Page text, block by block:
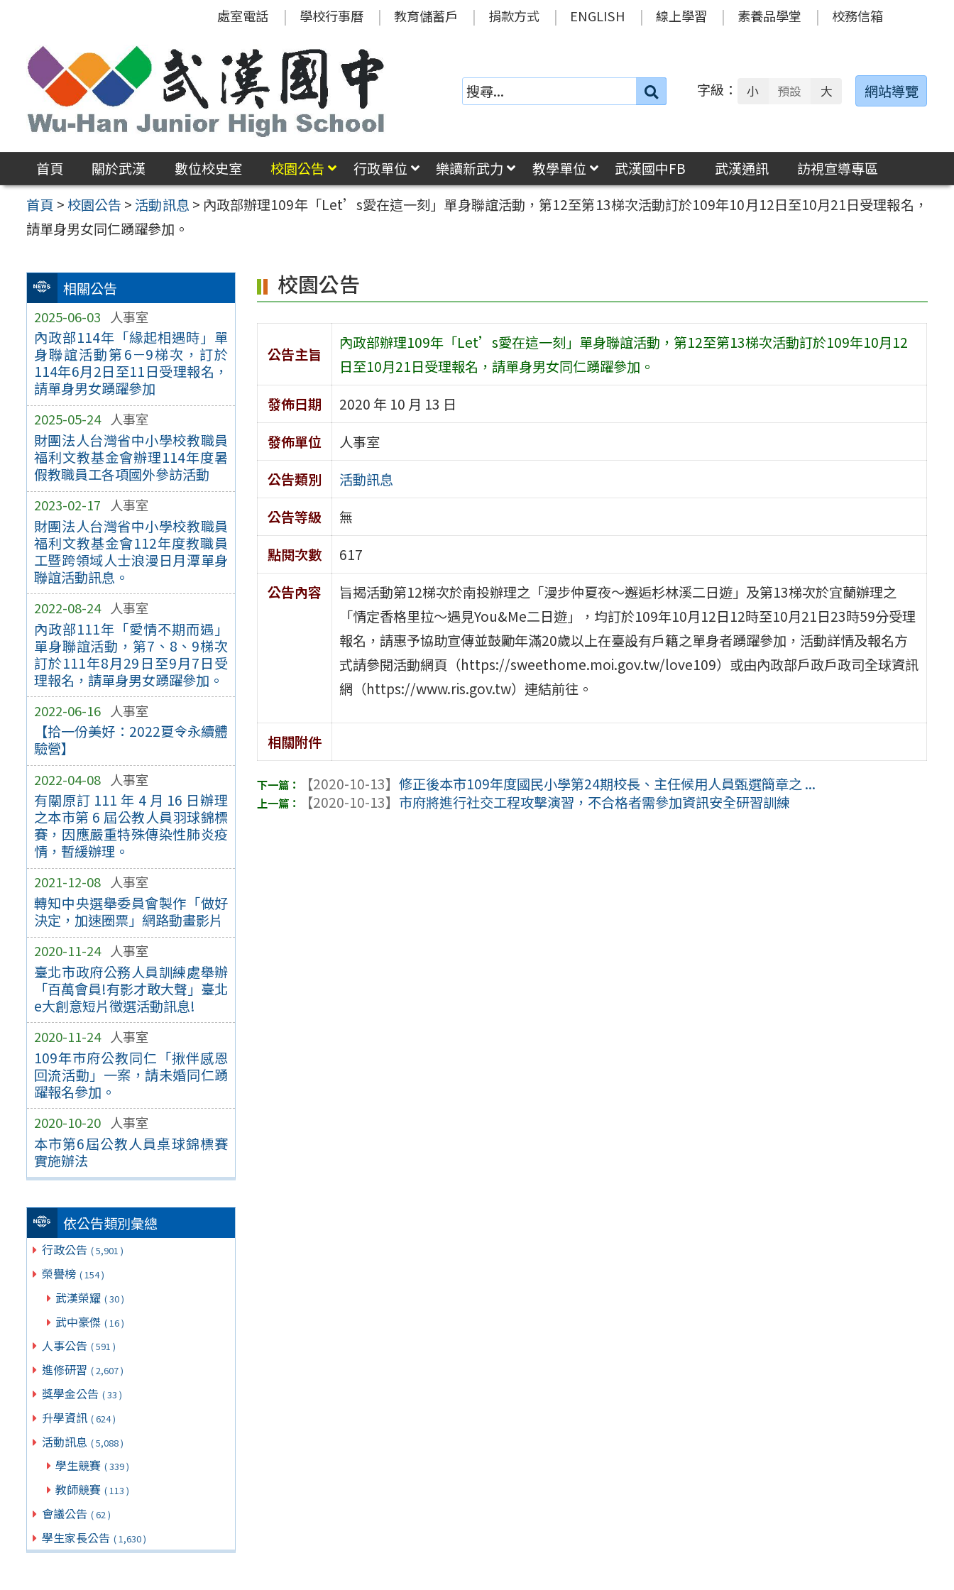
區
處室電話 學校行事曆 教育儲蓄戶 捐款方式 ENGLISH 線上學習 素養品學堂 校務信箱
搜
字級： 小 預設 大 網站導覽
首頁 關於武漢 數位校史室 校園公告 行政單位 樂讀新武力 教學單位 武漢國中FB 武漢通訊
訪視宣導專區
首頁 >校園公告 > 活動訊息 > 內政部辦理109年「Let’s愛在這一刻」單身聯誼活動，第12至第13梯次活動訂於109年10月12日至10月21日受理報名，
請單身男女同仁踴躍參加。
相關公告
2025-06-03 人事室
內政部114年「緣起相遇時」單
身聯誼活動第6－9梯次，訂於
114年6月2日至11日受理報名，
請單身男女踴躍參加
2025-05-24 人事室
財團法人台灣省中小學校教職員
福利文教基金會辦理114年度暑
假教職員工各項國外參訪活動
2023-02-17 人事室
財團法人台灣省中小學校教職員
福利文教基金會112年度教職員
工暨跨領域人士浪漫日月潭單身
聯誼活動訊息。
2022-08-24 人事室
內政部111年「愛情不期而遇」
單身聯誼活動，第7、8、9梯次
訂於111年8月29日至9月7日受
理報名，請單身男女踴躍參加。
2022-06-16 人事室
【拾一份美好：2022夏令永續體
驗營】
2022-04-08 人事室
有關原訂 111 年 4 月 16 日辦理
之本市第 6 屆公教人員羽球錦標
賽，因應嚴重特殊傳染性肺炎疫
情，暫緩辦理。
2021-12-08 人事室
轉知中央選舉委員會製作「做好
決定，加速圈票」網路動畫影片
2020-11-24 人事室
臺北市政府公務人員訓練處舉辦
「百萬會員!有影才敢大聲」臺北
e大創意短片徵選活動訊息!
2020-11-24 人事室
109年巿府公教同仁「揪伴感恩
回流活動」一案，請未婚同仁踴
躍報名參加。
2020-10-20 人事室
本市第6屆公教人員桌球錦標賽
實施辦法
依公告類別彙總
行政公告 ( 5,901 )
榮譽榜 ( 154 )
武漢榮耀 ( 30 )
武中豪傑 ( 16 )
人事公告 ( 591 )
進修研習 ( 2,607 )
獎學金公告 ( 33 )
升學資訊 ( 624 )
活動訊息 ( 5,088 )
學生競賽 ( 339 )
教師競賽 ( 113 )
會議公告 ( 62 )
學生家長公告 ( 1,630 )
校園公告
公告主旨
內政部辦理109年「Let’s愛在這一刻」單身聯誼活動，第12至第13梯次活動訂於109年10月12
日至10月21日受理報名，請單身男女同仁踴躍參加。
發佈日期
2020 年 10 月 13 日
發佈單位
人事室
公告類別
活動訊息
公告等級
無
點閱次數
617
公告內容
旨揭活動第12梯次於南投辦理之「漫步仲夏夜～邂逅杉林溪二日遊」及第13梯次於宜蘭辦理之
「情定香格里拉～遇見You&Me二日遊」，均訂於109年10月12日12時至10月21日23時59分受理
報名，請惠予協助宣傳並鼓勵年滿20歲以上在臺設有戶籍之單身者踴躍參加，活動詳情及報名方
式請參閱活動網頁（https://sweethome.moi.gov.tw/love109）或由內政部戶政戶政司全球資訊
網（https://www.ris.gov.tw）連結前往。
相關附件
【2020-10-13】修正後本市109年度國民小學第24期校長、主任候用人員甄選簡章之 ...
【2020-10-13】 市府將進行社交工程攻擊演習，不合格者需參加資訊安全研習訓練